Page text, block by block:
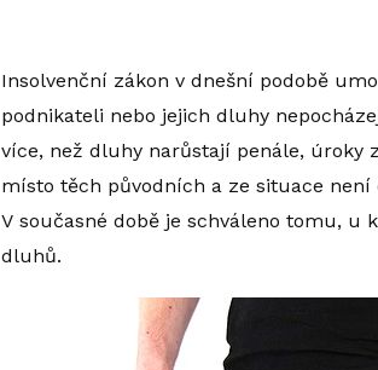
Insolvenční zákon v dnešní podobě
podnikateli nebo jejich dluhy
více, než dluhy narůstají penále, úroky
místo těch původních a ze situace
V současné době je schváleno tomu,
dluhů.